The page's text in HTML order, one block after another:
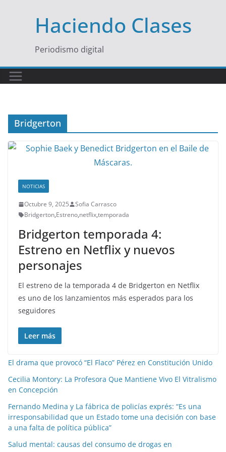
contenidoHaciendo Clases
Periodismo digital
Bridgerton
NOTICIAS
Octubre 9, 2025
Sofia Carrasco
Bridgerton,Estreno,netflix,temporada
Bridgerton temporada 4:
Estreno en Netflix y nuevos
personajes
El estreno de la temporada 4 de Bridgerton en Netflix
es uno de los lanzamientos más esperados para los
seguidores
Leer más
El drama que provocó “El Flaco” Pérez en Constitución Unido
Cecilia Montory: La Profesora Que Mantiene Vivo El Vitralismo
en Concepción
Fernando Medina y La fábrica de policías exprés: “Es una
irresponsabilidad que un Estado tome una decisión con base
a una falta de política pública”
Salud mental: causas del consumo de drogas en